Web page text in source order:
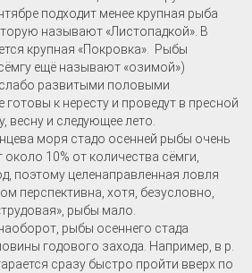
подходит менее крупная рыба
называют «Листопадкой». В
крупная «Покровка». Рыбы
ещё называют «озимой»)
развитыми половыми
готовы к нересту и проведут в пресной
весну и следующее лето.
моря стадо осенней рыбы очень
около 10% от количества сёмги,
поэтому целенаправленная ловля
перспективна, хотя, безусловно,
рыбы мало.
рыбы осеннего стада
годового захода. Например, в р.
сразу быстро пройти вверх по